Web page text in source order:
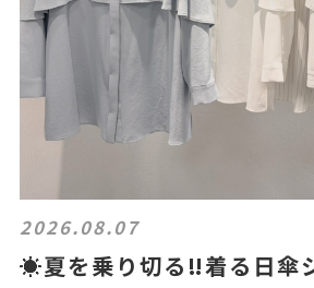
2026.08.07
☀️夏を乗り切る‼️着る日傘